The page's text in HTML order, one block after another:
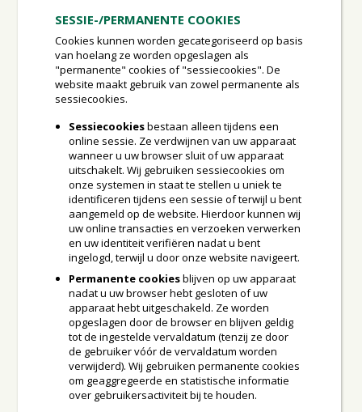
SESSIE-/PERMANENTE COOKIES
Cookies kunnen worden gecategoriseerd op basis
van hoelang ze worden opgeslagen als
"permanente" cookies of "sessiecookies". De
website maakt gebruik van zowel permanente als
sessiecookies.
Sessiecookiesbestaan alleen tijdens een
online sessie. Ze verdwijnen van uw apparaat
wanneer u uw browser sluit of uw apparaat
uitschakelt. Wij gebruiken sessiecookies om
onze systemen in staat te stellen u uniek te
identificeren tijdens een sessie of terwijl u bent
aangemeld op de website. Hierdoor kunnen wij
uw online transacties en verzoeken verwerken
en uw identiteit verifiëren nadat u bent
ingelogd, terwijl u door onze website navigeert.
Permanente cookiesblijven op uw apparaat
nadat u uw browser hebt gesloten of uw
apparaat hebt uitgeschakeld. Ze worden
opgeslagen door de browser en blijven geldig
tot de ingestelde vervaldatum (tenzij ze door
de gebruiker vóór de vervaldatum worden
verwijderd). Wij gebruiken permanente cookies
om geaggregeerde en statistische informatie
over gebruikersactiviteit bij te houden.